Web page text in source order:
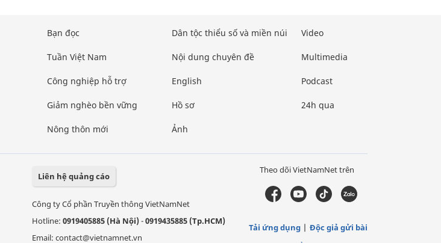
Bạn đọc
Tuần Việt Nam
Công nghiệp hỗ trợ
Giảm nghèo bền vững
Nông thôn mới
Dân tộc thiểu số và miền núi
Nội dung chuyên đề
English
Hồ sơ
Ảnh
Video
Multimedia
Podcast
24h qua
Liên hệ quảng cáo
Công ty Cổ phần Truyền thông VietNamNet
Hotline: 0919405885 (Hà Nội)-0919435885 (Tp.HCM)
Email: contact@vietnamnet.vn
Theo dõi VietNamNet trên
Tải ứng dụng
Độc giả gửi bài